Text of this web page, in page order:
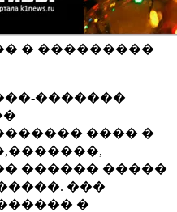
� ���������
�������
���� �
������ �����
���
�